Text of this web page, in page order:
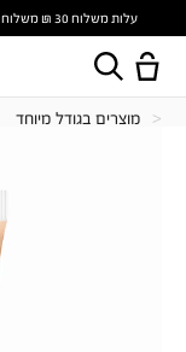
עלות משלוח 30 ₪ משלוח חינם ברכישה ב-249 ₪ ומעלה | עד 14 ימי עסקים
מוצרים בגודל מיוחד